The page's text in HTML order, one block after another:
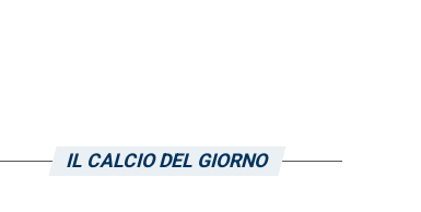
IL CALCIO DEL GIORNO